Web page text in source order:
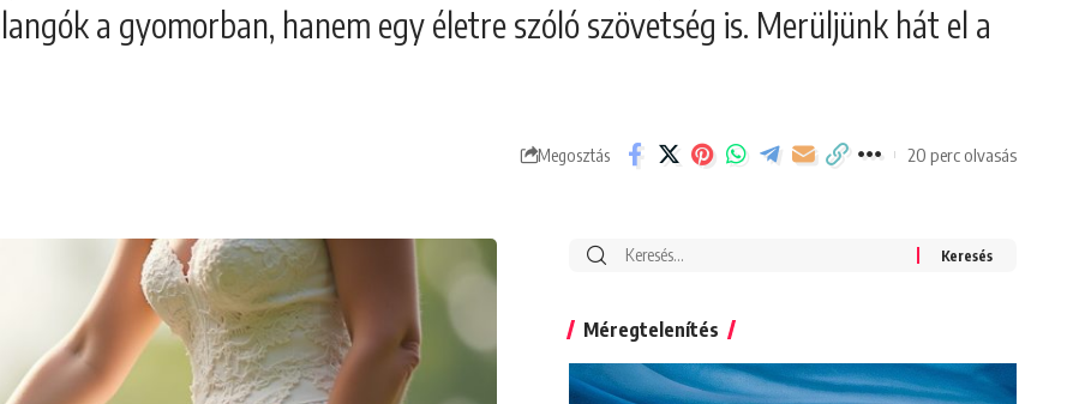
a gyomorban, hanem egy életre szóló szövetség is. Merüljünk hát el a
Megosztás 20 perc olvasás
Search
Méregtelenítés